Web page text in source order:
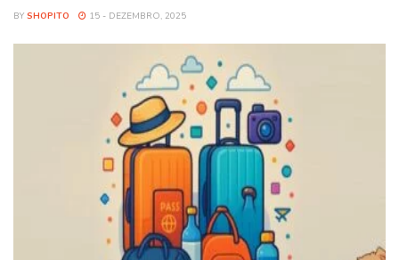
BY SHOPITO 15 - DEZEMBRO, 2025